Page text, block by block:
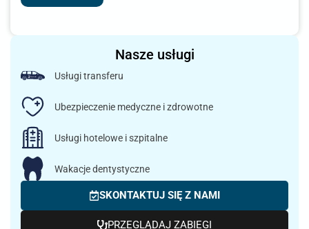
Nasze usługi
Usługi transferu
Ubezpieczenie medyczne i zdrowotne
Usługi hotelowe i szpitalne
Wakacje dentystyczne
SKONTAKTUJ SIĘ Z NAMI
PRZEGLĄDAJ ZABIEGI